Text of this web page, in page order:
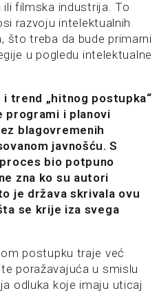
filmska industrija. To
razvoju intelektualnih
što treba da bude primarni
u pogledu intelektualne
trend „hitnog postupka“
programi i planovi
blagovremenih
javnošću. S
bio potpuno
zna ko su autori
je država skrivala ovu
se krije iza svega
postupku traje već
poražavajuća u smislu
odluka koje imaju uticaj